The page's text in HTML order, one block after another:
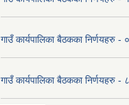
गाउँ कार्यपालिका बैठकका निर्णयहरु
गाउँ कार्यपालिका बैठकका निर्णयहरु